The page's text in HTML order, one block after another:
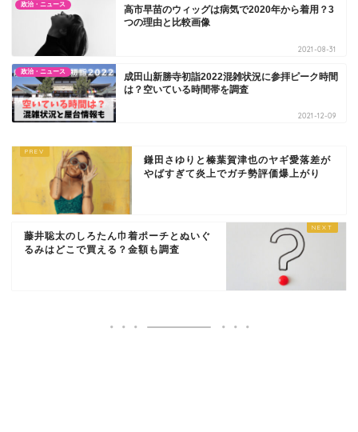
政治・ニュース
高市早苗のウィッグは病気で2020年から着用？3
つの理由と比較画像
2021-08-31
政治・ニュース
成田山新勝寺初詣2022混雑状況に参拝ピーク時間
は？空いている時間帯を調査
2021-12-09
鎌田さゆりと榛葉賀津也のヤギ愛落差が
やばすぎて炎上でガチ勢評価爆上がり
藤井聡太のしろたん巾着ポーチとぬいぐ
るみはどこで買える？金額も調査